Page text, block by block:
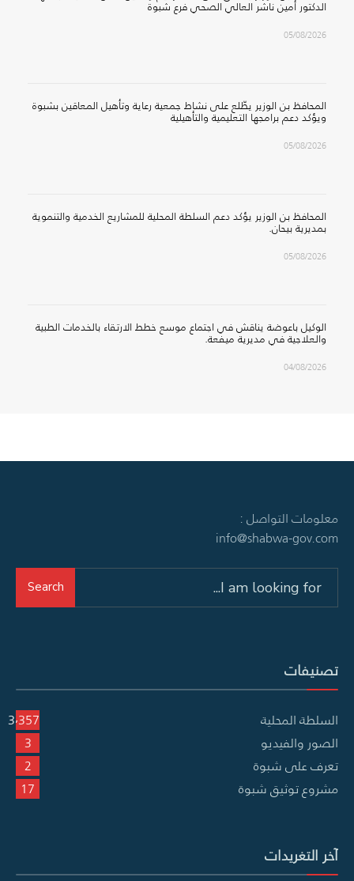
الدكتور أمين ناشر العالي الصحي فرع شبوة
05/08/2026
المحافظ بن الوزير يطّلع على نشاط جمعية رعاية وتأهيل المعاقين بشبوة
ويؤكد دعم برامجها التعليمية والتأهيلية
05/08/2026
المحافظ بن الوزير يؤكد دعم السلطة المحلية للمشاريع الخدمية والتنموية
بمديرية بيحان.
05/08/2026
الوكيل باعوضة يناقش في اجتماع موسع خطط الارتقاء بالخدمات الطبية
والعلاجية في مديرية ميفعة.
04/08/2026
معلومات التواصل :
info@shabwa-gov.com
Search
تصنيفات
السلطة المحلية
3٬357
الصور والفيديو
3
تعرف على شبوة
2
مشروع توثيق شبوة
17
آخر التغريدات